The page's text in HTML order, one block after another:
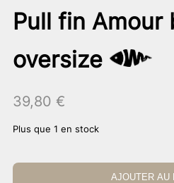
Pull fin Amour
oversize
39,80 €
Plus que 1 en stock
AJOUTER AU